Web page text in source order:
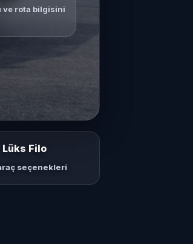
ve rota bilgisini
Lüks Filo
seçenekleri